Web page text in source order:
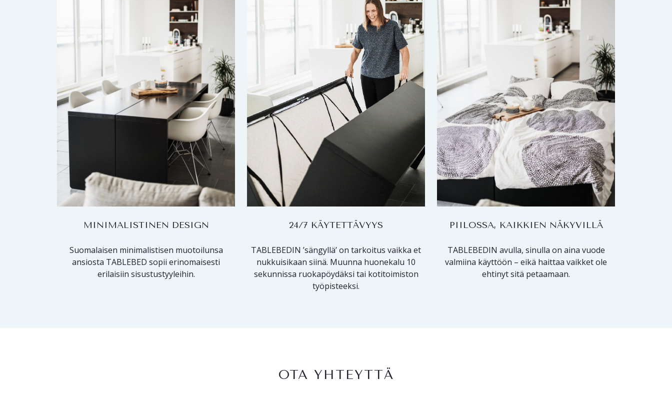
MINIMALISTINEN DESIGN
Suomalaisen minimalistisen muotoilunsa
ansiosta TABLEBED sopii erinomaisesti
erilaisiin sisustustyyleihin.
24/7 KÄYTETTÄVYYS
TABLEBEDIN ’sängyllä’ on tarkoitus vaikka et
nukkuisikaan siinä. Muunna huonekalu 10
sekunnissa ruokapöydäksi tai kotitoimiston
työpisteeksi.
PIILOSSA, KAIKKIEN NÄKYVILLÄ
TABLEBEDIN avulla, sinulla on aina vuode
valmiina käyttöön – eikä haittaa vaikket ole
ehtinyt sitä petaamaan.
OTA YHTEYTTÄ